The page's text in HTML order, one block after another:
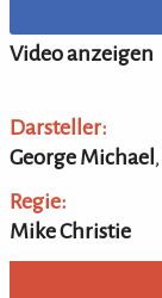
Video anzeigen
Darsteller:
George Michael ,
Regie:
Mike Christie